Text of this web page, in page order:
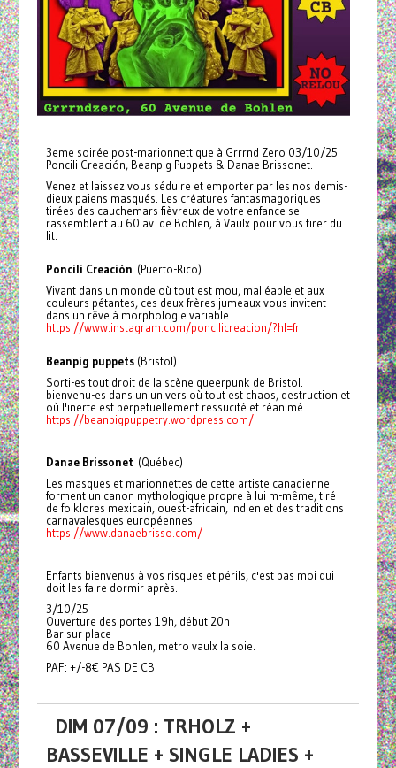
3eme soirée post-marionnettique à Grrrnd Zero 03/10/25:
Poncili Creación, Beanpig Puppets & Danae Brissonet.
Venez et laissez vous séduire et emporter par les nos demis-
dieux paiens masqués. Les créatures fantasmagoriques
tirées des cauchemars fièvreux de votre enfance se
rassemblent au 60 av. de Bohlen, à Vaulx pour vous tirer du
lit:
Poncili Creación (Puerto-Rico)
Vivant dans un monde où tout est mou, malléable et aux
couleurs pétantes, ces deux frères jumeaux vous invitent
dans un rêve à morphologie variable.
https://www.instagram.com/poncilicreacion/?hl=fr
Beanpig puppets (Bristol)
Sorti-es tout droit de la scène queerpunk de Bristol.
bienvenu-es dans un univers où tout est chaos, destruction et
où l'inerte est perpetuellement ressucité et réanimé.
https://beanpigpuppetry.wordpress.com/
Danae Brissonet (Québec)
Les masques et marionnettes de cette artiste canadienne
forment un canon mythologique propre à lui m-même, tiré
de folklores mexicain, ouest-africain, Indien et des traditions
carnavalesques européennes.
https://www.danaebrisso.com/
Enfants bienvenus à vos risques et périls, c'est pas moi qui
doit les faire dormir après.
3/10/25
Ouverture des portes 19h, début 20h
Bar sur place
60 Avenue de Bohlen, metro vaulx la soie.
PAF: +/-8€ PAS DE CB
DIM 07/09 : TRHOLZ +
BASSEVILLE + SINGLE LADIES +